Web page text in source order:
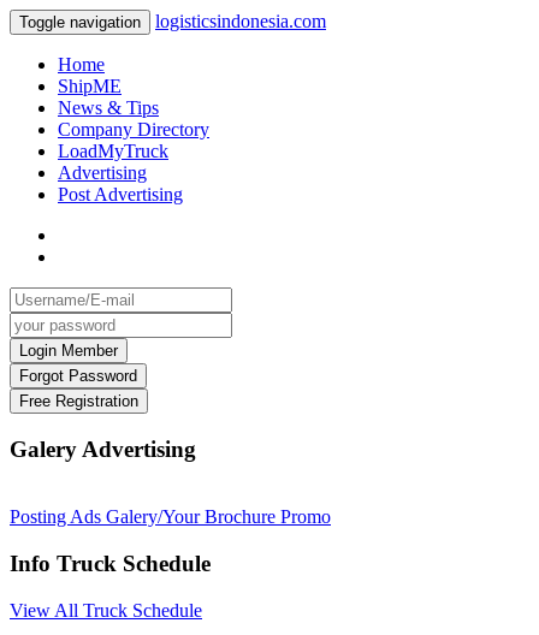
Toggle navigation logisticsindonesia.com
Home
ShipME
News & Tips
Company Directory
LoadMyTruck
Advertising
Post Advertising
Galery Advertising
Posting Ads Galery/Your Brochure Promo
Info Truck Schedule
View All Truck Schedule